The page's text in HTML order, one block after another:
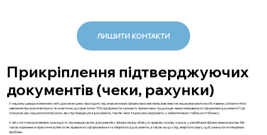
ЛИШИТИ КОНТАКТИ
Прикріплення підтверджуючих
документів (чеки, рахунки)
У нашому швидкоплинному світі, де кожен день проходить під знаком нових фінансових викликів, важливо не лише реагувати на обставини, а й мати чітке
уявлення про власні витрати. Чи знаєте ви, що практично 70% підприємств зазнають фінансових труднощів через неправильно оформлені документи? Це
спонукає нас задуматися про роль, яку підтверджуючі документи, такі як чеки та рахунки, відіграють у забезпеченні стабільності бізнесу.
У цій статті ми розглянемо значущість підтверджуючих документів у фінансовому обліку, їх правову основу та роль у запобіганні фінансовим втратам. Ми
також поринемо в практичні аспекти: як правильно оформлювати та зберігати ці документи, а також на що слід звертати увагу, щоб уникнути потенційних
проблем.